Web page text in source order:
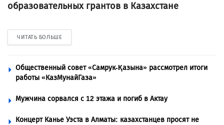
образовательных грантов в Казахстане
ЧИТАТЬ БОЛЬШЕ
Общественный совет «Самрук-Қазына» рассмотрел итоги
работы «КазМунайГаза»
Мужчина сорвался с 12 этажа и погиб в Актау
Концерт Канье Уэста в Алматы: казахстанцев просят не